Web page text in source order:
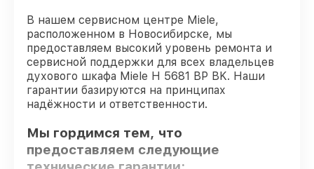
В нашем сервисном центре Miele,
расположенном в Новосибирске, мы
предоставляем высокий уровень ремонта и
сервисной поддержки для всех владельцев
духового шкафа Miele H 5681 BP BK. Наши
гарантии базируются на принципах
надёжности и ответственности.
Мы гордимся тем, что
предоставляем следующие